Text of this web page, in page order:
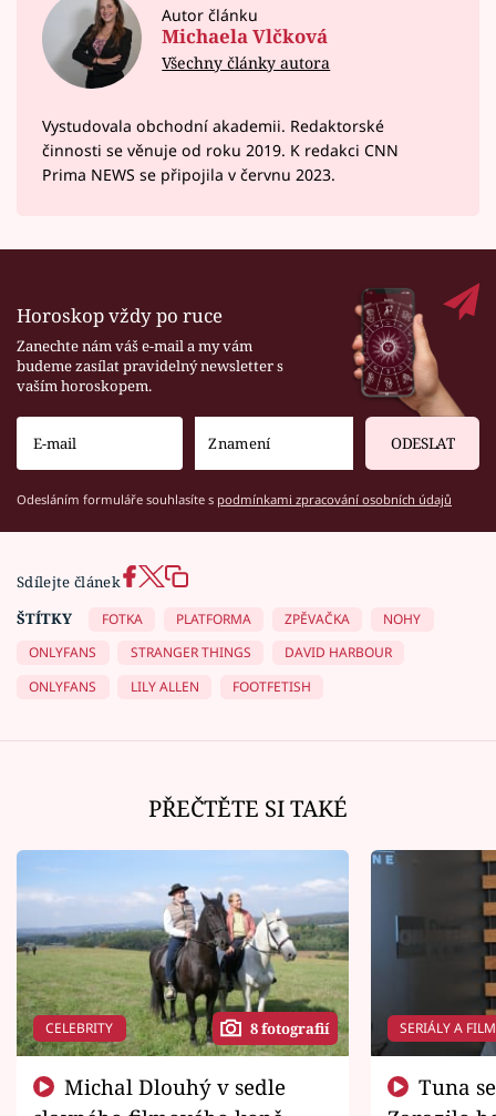
Autor článku
Michaela Vlčková
Všechny články autora
Vystudovala obchodní akademii. Redaktorské
činnosti se věnuje od roku 2019. K redakci CNN
Prima NEWS se připojila v červnu 2023.
Horoskop vždy po ruce
Zanechte nám váš e-mail a my vám
budeme zasílat pravidelný newsletter s
vaším horoskopem.
ODESLAT
Odesláním formuláře souhlasíte s podmínkami zpracování osobních údajů
Sdílejte článek
ŠTÍTKY
FOTKA PLATFORMA ZPĚVAČKA
NOHY
ONLYFANS
STRANGER THINGS
DAVID HARBOUR
ONLYFANS
LILY ALLEN FOOTFETISH
PŘEČTĚTE SI TAKÉ
CELEBRITY 8 fotografií SERIÁLY A